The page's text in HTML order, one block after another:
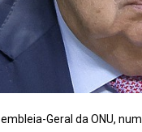
Geral da ONU,